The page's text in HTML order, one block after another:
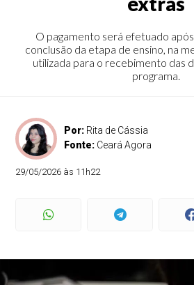
O pagamento será efetuado
conclusão da etapa de ensino, na
utilizada para o recebimento das
programa.
Por: Rita de Cássia
Fonte: Ceará Agora
29/05/2026 às 11h22